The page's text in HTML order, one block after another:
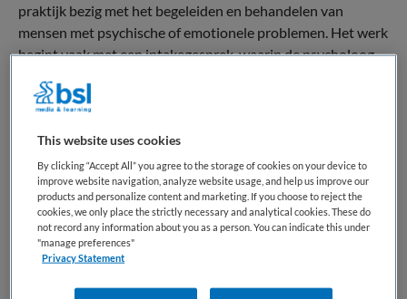
praktijk bezig met het begeleiden en behandelen van
mensen met psychische of emotionele problemen. Het werk
begint vaak met een intakegesprek, waarin de psycholoog
bespreekt. Op basis daarvan kan de psycholoog diagnostiek
psychologische tests, om een beter beeld te krijgen van de
problematiek.
Vervolgens stelt de psycholoog een behandelplan op en
begeleidt de cliënt tijdens therapiegesprekken. In deze
gesprekken helpt de psycholoog cliënten om inzicht te
krijgen in hun gedachten, gevoelens en gedrag en om
nieuwe manieren te ontwikkelen om met problemen om te
This website uses cookies
By clicking “Accept All” you agree to the storage of cookies on your device to
improve website navigation, analyze website usage, and help us improve our
products and personalize content and marketing. If you choose to reject the
cookies, we only place the strictly necessary and analytical cookies. These do
not record any information about you as a person. You can indicate this under
"manage preferences"
Privacy Statement